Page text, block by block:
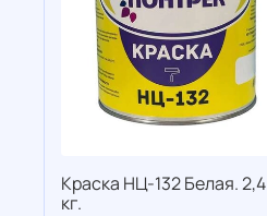
Краска НЦ-132 Белая. 2,4
кг.